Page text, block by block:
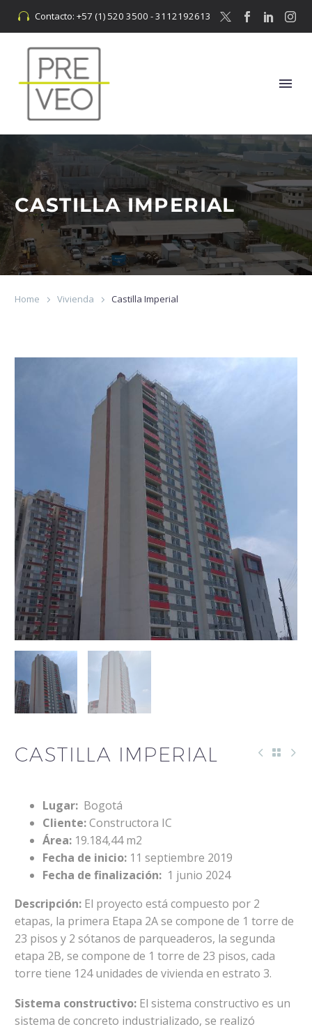

 Contacto: +57 (1) 520 3500 - 3112192613
CASTILLA IMPERIAL
Home Vivienda Castilla Imperial
CASTILLA IMPERIAL
Lugar: Bogotá
Cliente:Constructora IC
Área: 19.184,44 m2
Fecha de inicio: 11 septiembre 2019
Fecha de finalización: 1 junio 2024
Descripción: El proyecto está compuesto por 2
etapas, la primera Etapa 2A se compone de 1 torre de
23 pisos y 2 sótanos de parqueaderos, la segunda
etapa 2B, se compone de 1 torre de 23 pisos, cada
torre tiene 124 unidades de vivienda en estrato 3.
Sistema constructivo: El sistema constructivo es un
sistema de concreto industrializado, se realizó